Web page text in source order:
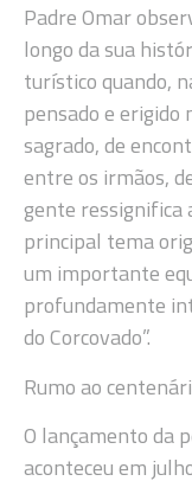
Padre Omar
longo da sua
turístico quando,
pensado e
sagrado, de
entre os irmãos,
gente ressignifica
principal tema
um importante
profundamente
do Corcovado”.
Rumo ao
O lançamento da
aconteceu em